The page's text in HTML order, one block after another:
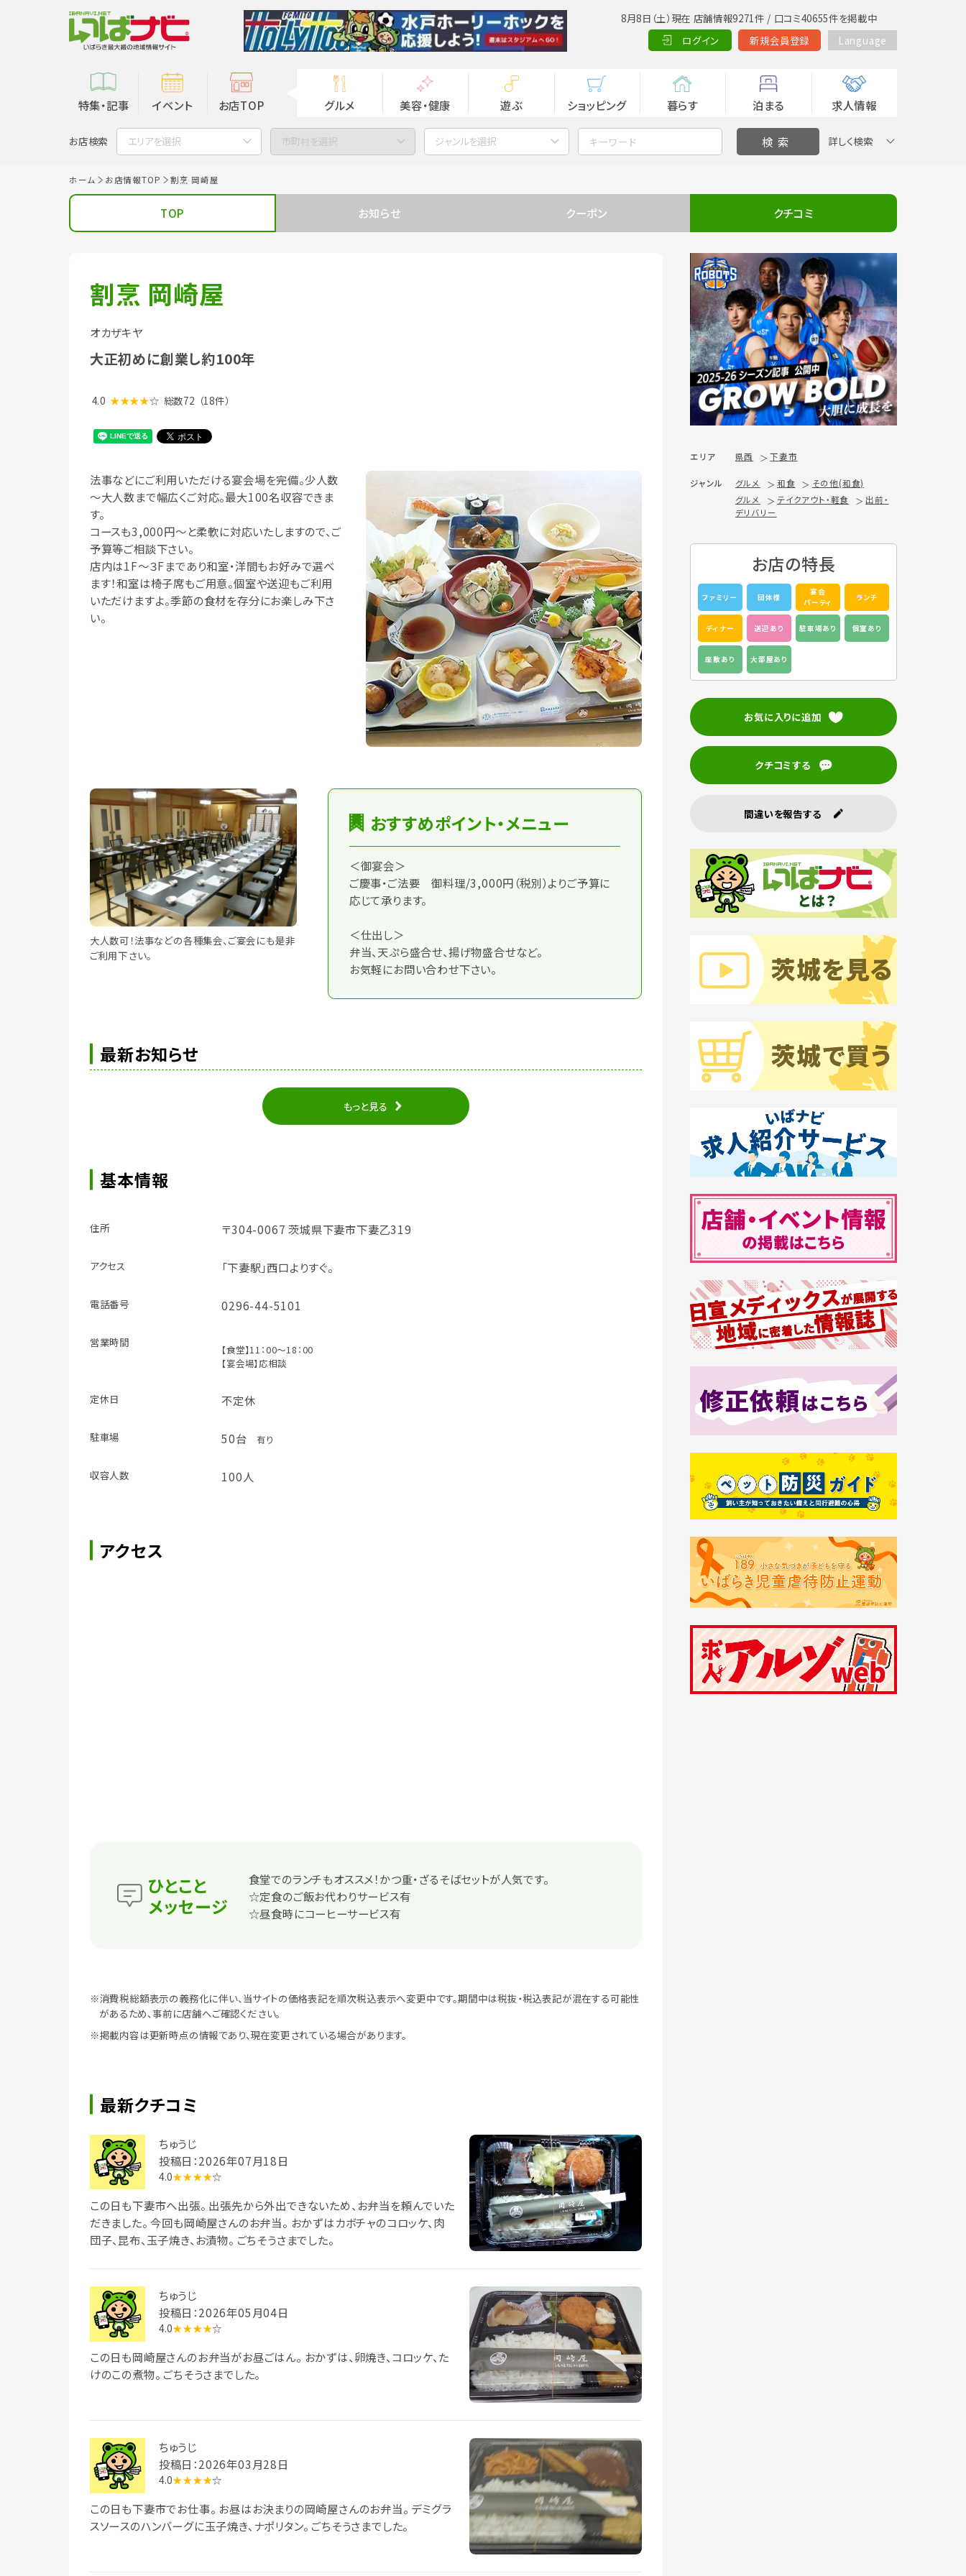
8月8日（土）現在 店舗情報9271件 / 口コミ40655件を掲載中
ログイン
新規会員登録 Language
特集・記事 イベント お店TOP グルメ 美容・健康 遊ぶ ショッピング 暮らす 泊まる 求人情報
お店検索 エリアを選択 市町村を選択 ジャンルを選択 詳しく検索
ホーム お店情報TOP 割烹 岡崎屋
TOP お知らせ クーポン クチコミ
割烹 岡崎屋
オカザキヤ
大正初めに創業し約100年
4.0 ★★★★☆ 総数72 （18件）
法事などにご利用いただける宴会場を完備。少人数
～大人数まで幅広くご対応。最大100名収容できま
す。
コースも3,000円～と柔軟に対応いたしますので、ご
予算等ご相談下さい。
店内は1F～３Fまであり和室・洋間もお好みで選べ
ます！和室は椅子席もご用意。個室や送迎もご利用
いただけますよ。季節の食材を存分にお楽しみ下さ
い。
大人数可！法事などの各種集会、ご宴会にも是非
ご利用下さい。
おすすめポイント・メニュー
＜御宴会＞
ご慶事・ご法要 御料理/3,000円（税別）よりご予算に
応じて承ります。
＜仕出し＞
弁当、天ぷら盛合せ、揚げ物盛合せなど。
お気軽にお問い合わせ下さい。
最新お知らせ
もっと見る
基本情報
住所 〒304-0067 茨城県下妻市下妻乙319
アクセス 「下妻駅」西口よりすぐ。
電話番号 0296-44-5101
営業時間
【食堂】11：00～18：00
【宴会場】応相談
定休日 不定休
駐車場 50台 有り
収容人数 100人
アクセス
ひとこと
メッセージ
食堂でのランチもオススメ！かつ重・ざるそばセットが人気です。
☆定食のご飯お代わりサービス有
☆昼食時にコーヒーサービス有
※消費税総額表示の義務化に伴い、当サイトの価格表記を順次税込表示へ変更中です。期間中は税抜・税込表記が混在する可能性
があるため、事前に店舗へご確認ください。
※掲載内容は更新時点の情報であり、現在変更されている場合があります。
最新クチコミ
ちゅうじ
投稿日：2026年07月18日
4.0★★★★☆
この日も下妻市へ出張。 出張先から外出できないため、お弁当を頼んでいた
だきました。 今回も岡崎屋さんのお弁当。 おかずはカボチャのコロッケ、肉
団子、昆布、玉子焼き、お漬物。 ごちそうさまでした。
ちゅうじ
投稿日：2026年05月04日
4.0★★★★☆
この日も岡崎屋さんのお弁当がお昼ごはん。 おかずは、卵焼き、コロッケ、た
けのこの煮物。 ごちそうさまでした。
ちゅうじ
投稿日：2026年03月28日
4.0★★★★☆
この日も下妻市でお仕事。 お昼はお決まりの岡崎屋さんのお弁当。 デミグラ
スソースのハンバーグに玉子焼き、ナポリタン。 ごちそうさまでした。
エリア 県西 下妻市
ジャンル グルメ 和食
その他(和食)
グルメ
テイクアウト・軽食
出前・
デリバリー
お店の特長
ファミリー 団体様
宴会
パーティ
ランチ
ディナー 送迎あり 駐車場あり 個室あり
座敷あり 大部屋あり
お気に入りに追加
クチコミする
間違いを報告する